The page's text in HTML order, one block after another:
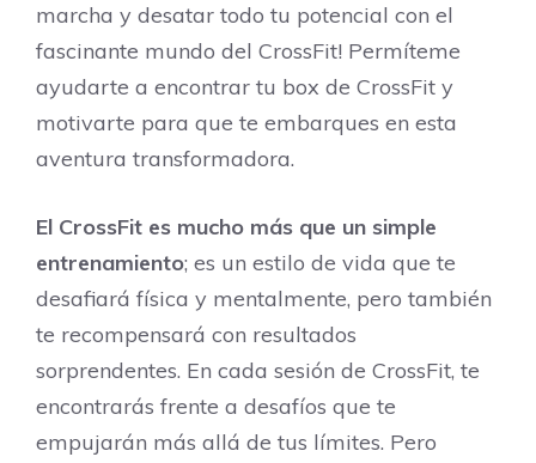
marcha y desatar todo tu potencial con el
fascinante mundo del CrossFit! Permíteme
ayudarte a encontrar tu box de CrossFit y
motivarte para que te embarques en esta
aventura transformadora.
El CrossFit es mucho más que un simple
entrenamiento; es un estilo de vida que te
desafiará física y mentalmente, pero también
te recompensará con resultados
sorprendentes. En cada sesión de CrossFit, te
encontrarás frente a desafíos que te
empujarán más allá de tus límites. Pero